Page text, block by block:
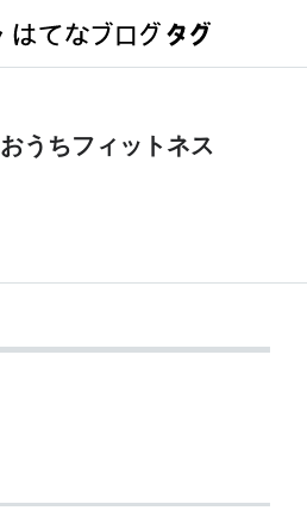
おうちフィットネス